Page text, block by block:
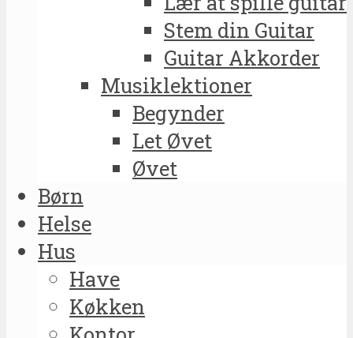
Stem din Guitar
Guitar Akkorder
Musiklektioner
Begynder
Let Øvet
Øvet
Børn
Helse
Hus
Have
Køkken